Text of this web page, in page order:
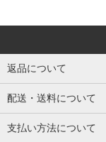
返品について
配送・送料について
支払い方法について